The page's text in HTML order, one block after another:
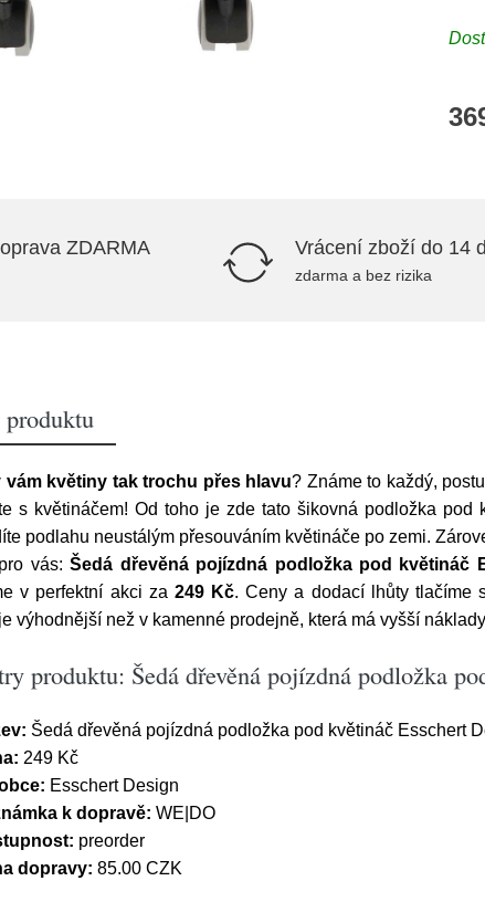
ZDARMA Vrácení zboží do 14
zdarma a bez rizika
produktu
vám květiny tak trochu přes hlavu? Známe to každý,
s květináčem! Od toho je zde tato šikovná podložka pod
podlahu neustálým přesouváním květináče po zemi.
vás:Šedá dřevěná pojízdná podložka pod květináč
v perfektní akci za 249 Kč. Ceny a dodací lhůty tlačíme
výhodnější než v kamenné prodejně, která má vyšší
produktu: Šedá dřevěná pojízdná podložka
Šedá dřevěná pojízdná podložka pod květináč Esschert
249 Kč
Esschert Design
k dopravě: WE|DO
preorder
dopravy: 85.00 CZK